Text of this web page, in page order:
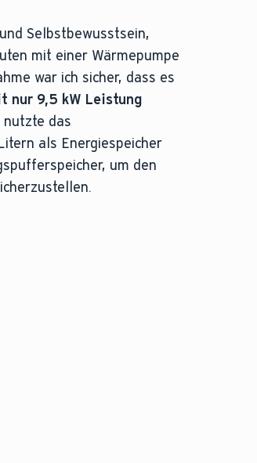
Selbstbewusstsein,
mit einer Wärmepumpe
war ich sicher, dass es
nur 9,5 kW Leistung
nutzte das
als Energiespeicher
um den